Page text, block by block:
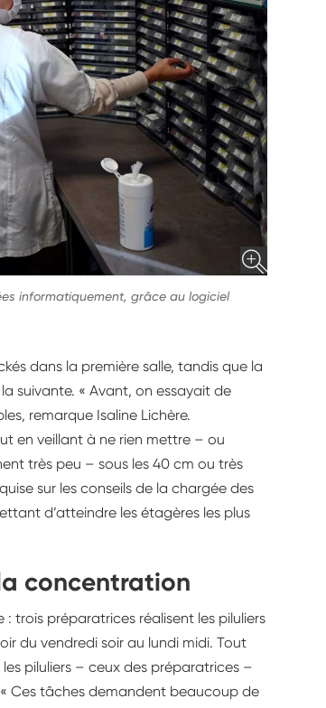
informatiquement, grâce au logiciel
dans la première salle, tandis que la
suivante. « Avant, on essayait de
remarque Isaline Lichère.
en veillant à ne rien mettre – ou
très peu – sous les 40 cm ou très
sur les conseils de la chargée des
d’atteindre les étagères les plus
concentration
trois préparatrices réalisent les piluliers
du vendredi soir au lundi midi. Tout
piluliers – ceux des préparatrices –
Ces tâches demandent beaucoup de